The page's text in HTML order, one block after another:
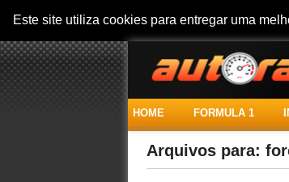
Este site utiliza cookies para entregar uma
HOME FORMULA 1
Arquivos para: